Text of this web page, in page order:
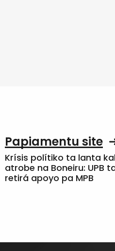
Papiamentu site
Krísis polítiko ta lanta
atrobe na Boneiru: UPB
retirá apoyo pa MPB